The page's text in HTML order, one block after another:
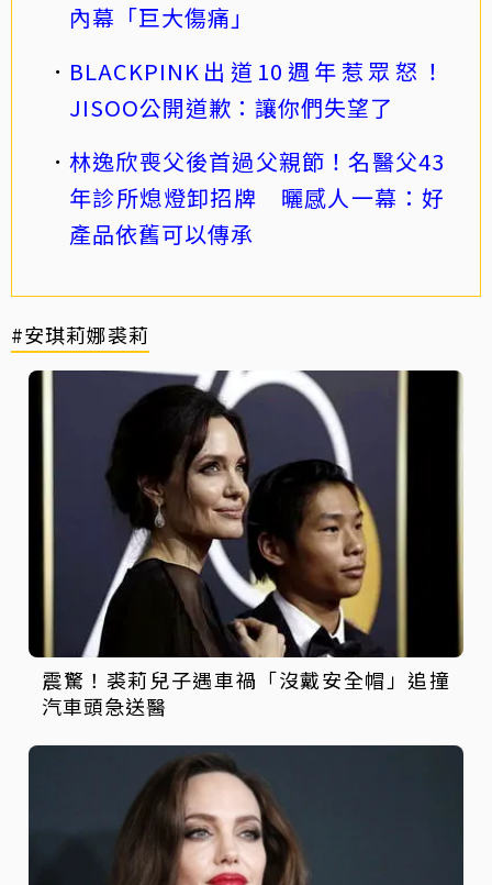
內幕「巨大傷痛」
BLACKPINK出道10週年惹眾怒！
JISOO公開道歉：讓你們失望了
林逸欣喪父後首過父親節！名醫父43
年診所熄燈卸招牌 曬感人一幕：好
產品依舊可以傳承
#安琪莉娜裘莉
震驚！裘莉兒子遇車禍「沒戴安全帽」追撞
汽車頭急送醫